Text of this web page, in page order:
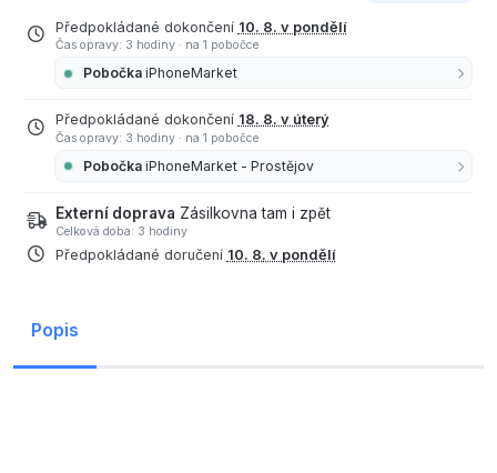
Předpokládané dokončení 10. 8. v pondělí
Čas opravy: 3 hodiny · na 1 pobočce
Pobočka iPhoneMarket
Předpokládané dokončení 18. 8. v úterý
Čas opravy: 3 hodiny · na 1 pobočce
Pobočka iPhoneMarket - Prostějov
Externí doprava Zásilkovna tam i zpět
Celková doba: 3 hodiny
Předpokládané doručení 10. 8. v pondělí
Popis